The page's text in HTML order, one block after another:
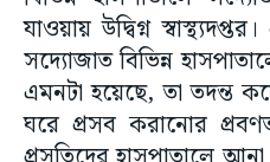
যাওয়ায় উদ্বিগ্ন
সদ্যোজাত বিভিন্ন
এমনটা হয়েছে, তা তদন্ত
ঘরে প্রসব করানোর